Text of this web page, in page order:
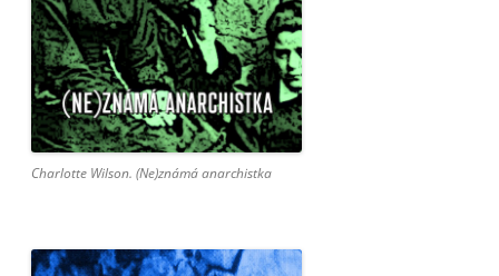
Charlotte Wilson. (Ne)známá anarchistka